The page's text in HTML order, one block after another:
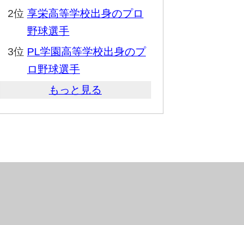
2位 享栄高等学校出身のプロ
野球選手
3位 PL学園高等学校出身のプ
ロ野球選手
もっと見る